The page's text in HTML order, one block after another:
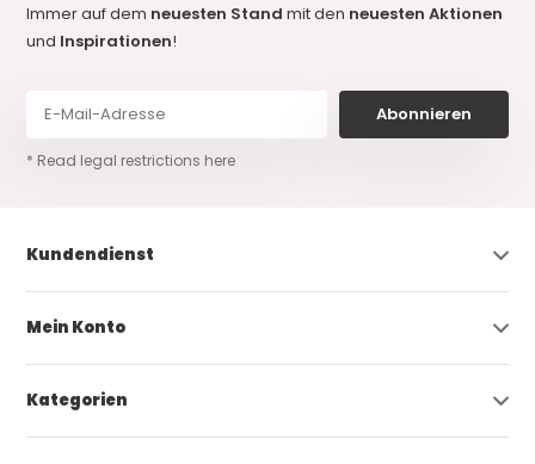
Immer auf dem neuesten Standmit den neuesten Aktionen
und Inspirationen!
Abonnieren
* Read legal restrictions here
Kundendienst
Mein Konto
Kategorien